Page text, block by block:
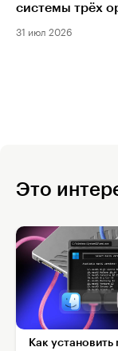
системы трёх
31 июл 2026
Это
Как установить